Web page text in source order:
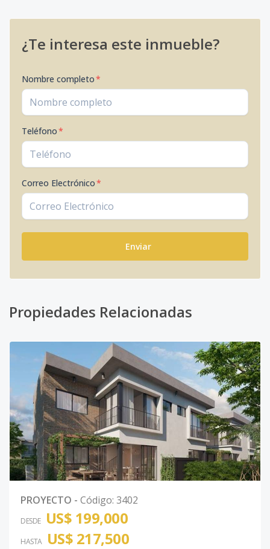
¿Te interesa este inmueble?
Nombre completo*
Teléfono*
Correo Electrónico*
Enviar
Propiedades Relacionadas
PROYECTO - Código: 3402
DESDE US$ 199,000
HASTA US$ 217,500